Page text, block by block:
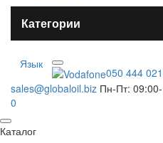
Категории
Язык
050 444
sales@globaloil.biz Пн-Пт:
0
Каталог